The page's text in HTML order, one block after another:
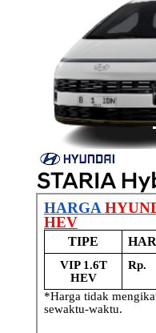
Previous